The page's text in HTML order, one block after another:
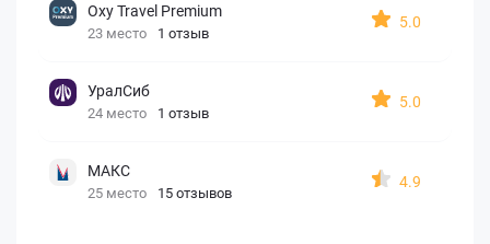
Oxy Travel Premium
23 место 1 отзыв
5.0
УралСиб
24 место 1 отзыв
5.0
МАКС
25 место 15 отзывов
4.9